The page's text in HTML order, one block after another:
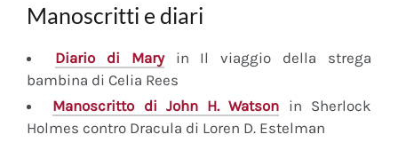
Manoscritti e diari
Diariodi Maryin Il viaggio della strega
bambina di Celia Rees
Manoscritto di John H. Watson in Sherlock
Holmes contro Dracula di Loren D. Estelman